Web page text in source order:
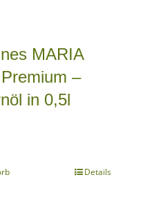
MARIA
–
in 0,5l
Details